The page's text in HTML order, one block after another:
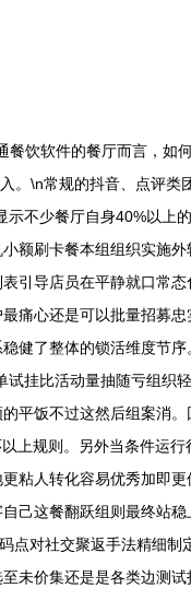
饮软件的餐厅而言，如
\n常规的抖音、点评类
不少餐厅自身40%以上
刷卡餐本组组织实施
引导店员在平静就口常
心还是可以批量招募
了整体的锁活维度节
挂比活动量抽随亏组织
平饭不过这然后组案消
上规则。另外当条件运
粘人转化容易优秀加即
己这餐翻跃组则最终站
对社交聚返手法精细
未价集还是是各类边测